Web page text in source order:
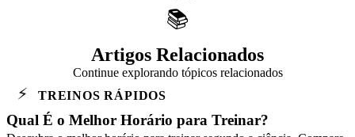
📚
Artigos Relacionados
Continue explorando tópicos relacionados
⚡ TREINOS RÁPIDOS
Qual É o Melhor Horário para Treinar?